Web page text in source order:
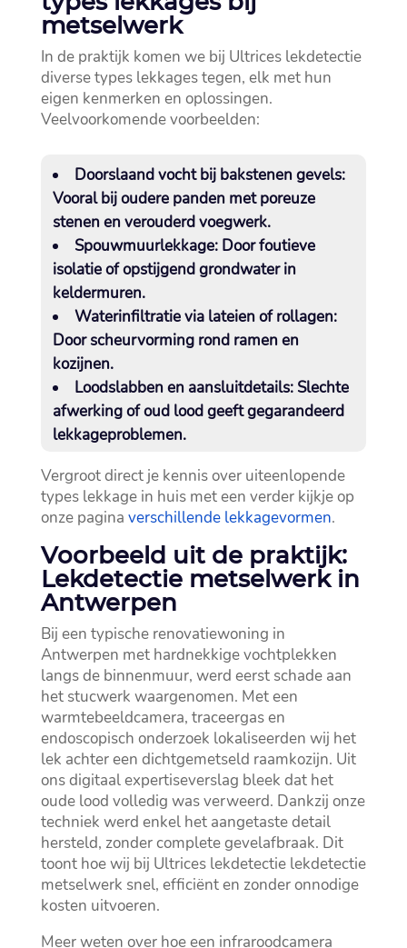
metselwerk
In de praktijk komen we bij Ultrices lekdetectie
diverse types lekkages tegen, elk met hun
eigen kenmerken en oplossingen.​
Veelvoorkomende voorbeelden:
Doorslaand vocht bij bakstenen gevels:
Vooral bij oudere panden met poreuze
stenen en verouderd voegwerk.​
Spouwmuurlekkage: Door foutieve
isolatie of opstijgend grondwater in
keldermuren.​
Waterinfiltratie via lateien of rollagen:
Door scheurvorming rond ramen en
kozijnen.​
Loodslabben en aansluitdetails: Slechte
afwerking of oud lood geeft gegarandeerd
lekkageproblemen.​
Vergroot direct je kennis over uiteenlopende
types lekkage in huis met een verder kijkje op
onze pagina verschillende lekkagevormen.​
Voorbeeld uit de praktijk:
Lekdetectie metselwerk in
Antwerpen
Bij een typische renovatiewoning in
Antwerpen met hardnekkige vochtplekken
langs de binnenmuur, werd eerst schade aan
het stucwerk waargenomen.​ Met een
warmtebeeldcamera, traceergas en
endoscopisch onderzoek lokaliseerden wij het
lek achter een dichtgemetseld raamkozijn.​ Uit
ons digitaal expertiseverslag bleek dat het
oude lood volledig was verweerd.​ Dankzij onze
techniek werd enkel het aangetaste detail
hersteld, zonder complete gevelafbraak.​ Dit
toont hoe wij bij Ultrices lekdetectie lekdetectie
metselwerk snel, efficiënt en zonder onnodige
kosten uitvoeren.​
Meer weten over hoe een infraroodcamera